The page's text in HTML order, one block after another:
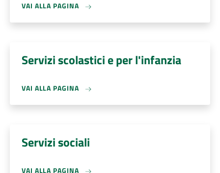
VAI ALLA PAGINA
Servizi scolastici e per l'infanzia
VAI ALLA PAGINA
Servizi sociali
VAI ALLA PAGINA